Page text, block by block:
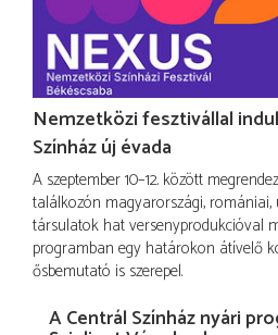
Nemzetközi fesztivállal
Színház új évada
A szeptember 10–12. között
találkozón magyarországi, romániai,
társulatok hat versenyprodukcióval
programban egy határokon átívelő
ősbemutató is szerepel.
A Centrál Színház nyári